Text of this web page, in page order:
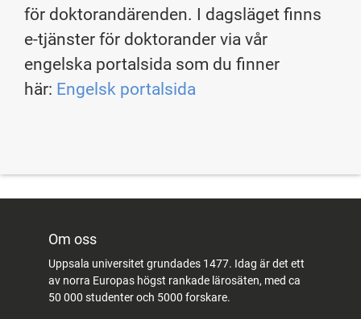
för doktorandärenden. I dagsläget finns
e-tjänster för doktorander via vår
engelska portalsida som du finner
här: Engelsk portalsida
Om oss
Uppsala universitet grundades 1477. Idag är det ett
av norra Europas högst rankade lärosäten, med ca
50 000 studenter och 5000 forskare.